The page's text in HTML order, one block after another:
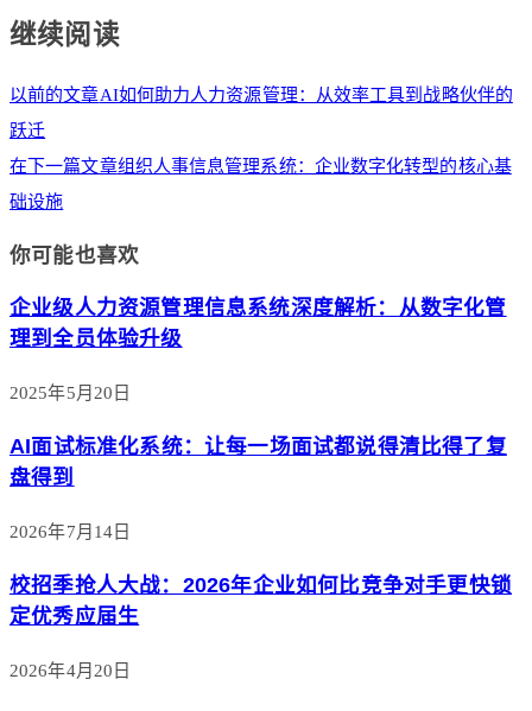
继续阅读
以前的文章AI如何助力人力资源管理：从效率工具到战略伙伴的
跃迁
在下一篇文章组织人事信息管理系统：企业数字化转型的核心基
础设施
你可能也喜欢
企业级人力资源管理信息系统深度解析：从数字化管
理到全员体验升级
2025年5月20日
AI面试标准化系统：让每一场面试都说得清比得了复
盘得到
2026年7月14日
校招季抢人大战：2026年企业如何比竞争对手更快锁
定优秀应届生
2026年4月20日